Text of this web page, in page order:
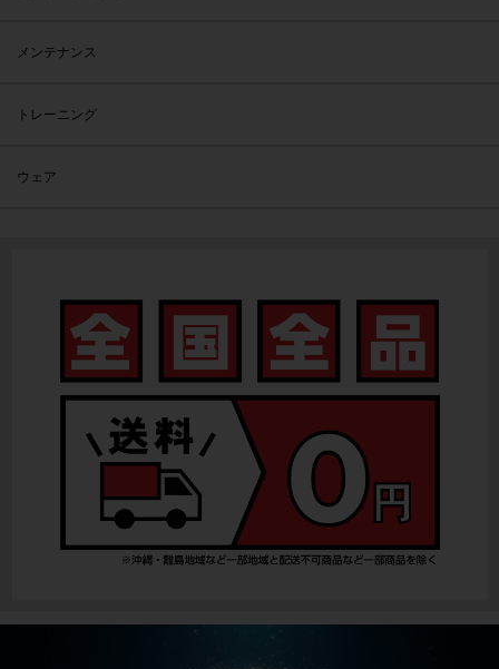
メンテナンス
トレーニング
ウェア